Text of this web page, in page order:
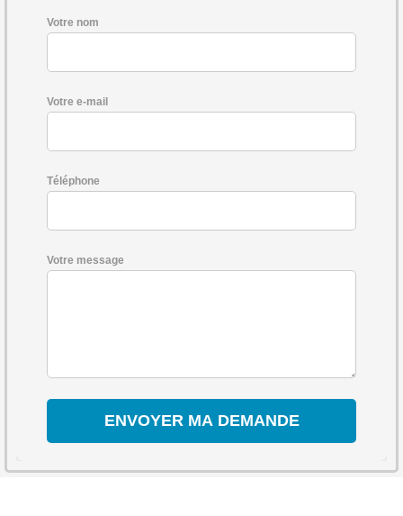
Votre nom
Votre e-mail
Téléphone
Votre message